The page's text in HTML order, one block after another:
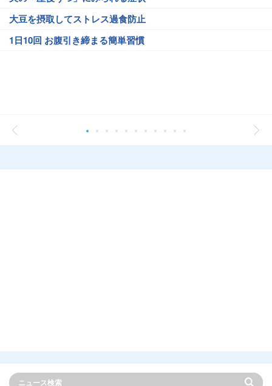
大豆を摂取してストレス過食防止
1日10回 お腹引き締まる簡単習慣